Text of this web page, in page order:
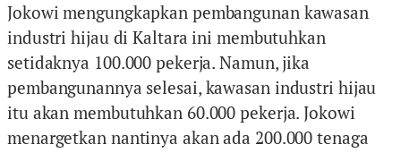
Jokowi mengungkapkan pembangunan kawasan
industri hijau di Kaltara ini membutuhkan
setidaknya 100.000 pekerja. Namun, jika
pembangunannya selesai, kawasan industri hijau
itu akan membutuhkan 60.000 pekerja. Jokowi
menargetkan nantinya akan ada 200.000 tenaga